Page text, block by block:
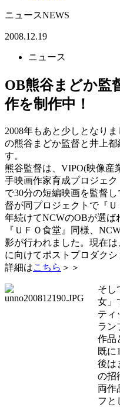
ニュースNEWS
2008.12.19
ニュース
OB熊谷まどか監
作を制作中！
2008年もあと少しとなり
の熊谷まどか監督と井上
す。
熊谷監督は、VIPO(映像産
手映画作家育成プロジェ
で30分の短編映画を監督
督が同プロジェクトで『
年続けてNCWのOBが選ば
『ＵＦＯ食堂』同様、
影が行われました。現在
に向けてポストプロダクシ
詳細はこちら ＞＞
そし
女」
ティ
ラン
作品
既に
後は
の招
両作
フと